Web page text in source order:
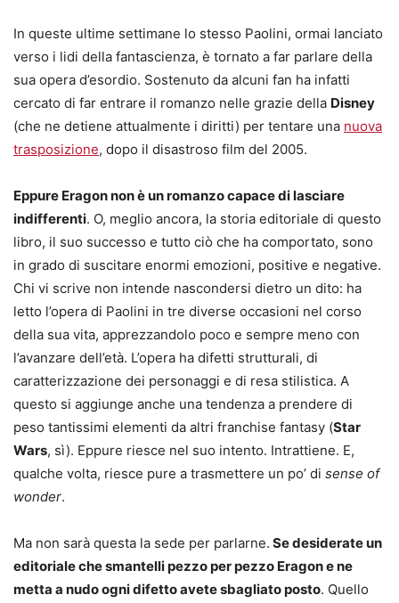
In queste ultime settimane lo stesso Paolini, ormai lanciato
verso i lidi della fantascienza, è tornato a far parlare della
sua opera d’esordio. Sostenuto da alcuni fan ha infatti
cercato di far entrare il romanzo nelle grazie della Disney
(che ne detiene attualmente i diritti) per tentare una nuova
trasposizione, dopo il disastroso film del 2005.
Eppure Eragon non è un romanzo capace di lasciare
indifferenti. O, meglio ancora, la storia editoriale di questo
libro, il suo successo e tutto ciò che ha comportato, sono
in grado di suscitare enormi emozioni, positive e negative.
Chi vi scrive non intende nascondersi dietro un dito: ha
letto l’opera di Paolini in tre diverse occasioni nel corso
della sua vita, apprezzandolo poco e sempre meno con
l’avanzare dell’età. L’opera ha difetti strutturali, di
caratterizzazione dei personaggi e di resa stilistica. A
questo si aggiunge anche una tendenza a prendere di
peso tantissimi elementi da altri franchise fantasy (Star
Wars, sì). Eppure riesce nel suo intento. Intrattiene. E,
qualche volta, riesce pure a trasmettere un po’ di sense of
wonder.
Ma non sarà questa la sede per parlarne. Se desiderate un
editoriale che smantelli pezzo per pezzo Eragon e ne
metta a nudo ogni difetto avete sbagliato posto. Quello